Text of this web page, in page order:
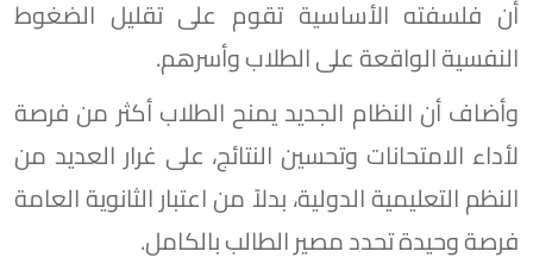
أن فلسفته الأساسية تقوم على تقليل الضغوط
النفسية الواقعة على الطلاب وأسرهم.
وأضاف أن النظام الجديد يمنح الطلاب أكثر من فرصة
لأداء الامتحانات وتحسين النتائج، على غرار العديد من
النظم التعليمية الدولية، بدلاً من اعتبار الثانوية العامة
فرصة وحيدة تحدد مصير الطالب بالكامل.